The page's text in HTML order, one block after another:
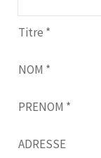
Titre *
NOM *
PRENOM *
ADRESSE